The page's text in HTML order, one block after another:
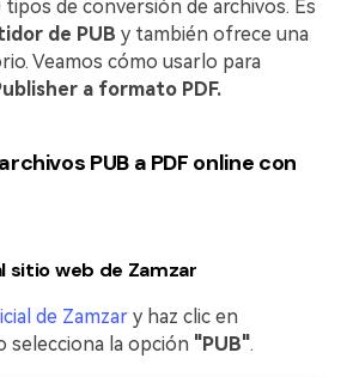
de conversión de archivos. Es
de PUB y también ofrece una
Veamos cómo usarlo para
a formato PDF.
PUB a PDF online con
sitio web de Zamzar
de Zamzar y haz clic en
selecciona la opción "PUB".